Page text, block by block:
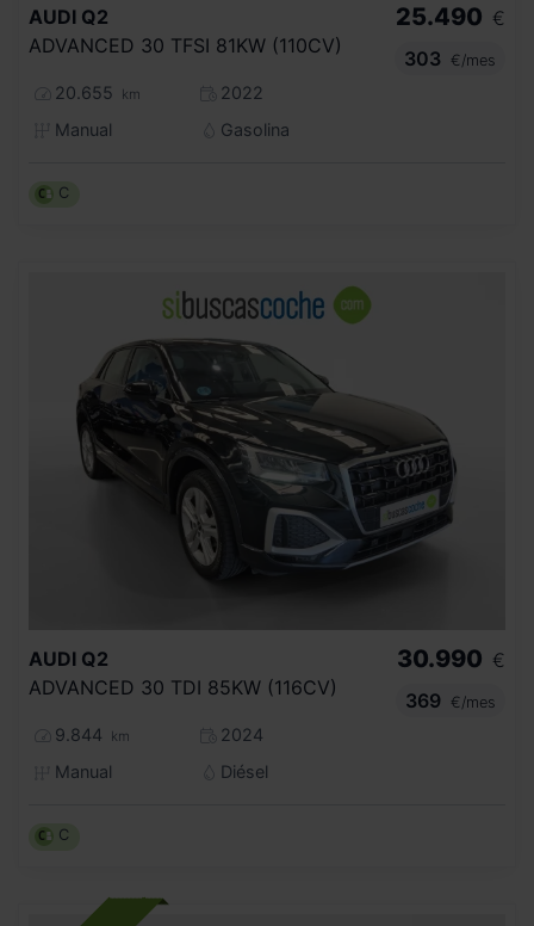
AUDI Q2
ADVANCED 30 TFSI 81KW (110CV)
20.655 km
2022
Manual
Gasolina
25.490 €
303
€/mes
C
AUDI Q2
ADVANCED 30 TDI 85KW (116CV)
9.844 km
2024
Manual
Diésel
30.990 €
369
€/mes
C